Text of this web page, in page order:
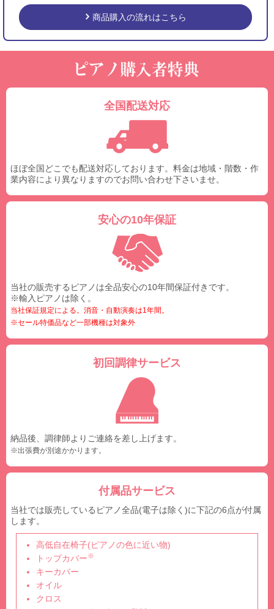
商品購入の流れはこちら
全国配送対応
ほぼ全国どこでも配送対応しております。料金は地域・階数・作
業内容により異なりますのでお問い合わせ下さいませ。
安心の10年保証
当社の販売するピアノは全品安心の10年間保証付きです。
※輸入ピアノは除く。
当社保証規定による。消音・自動演奏は1年間。
※セール特価品など一部機種は対象外
初回調律サービス
納品後、調律師よりご連絡を差し上げます。
※出張費が別途かかります。
付属品サービス
当社では販売しているピアノ全品(電子は除く)に下記の6点が付属
します。
高低自在椅子(ピアノの色に近い物)
トップカバー※
キーカバー
オイル
クロス